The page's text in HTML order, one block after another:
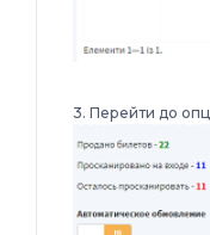
3. Перейти до